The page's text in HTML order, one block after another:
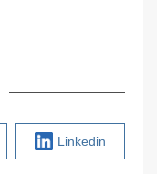
Linkedin